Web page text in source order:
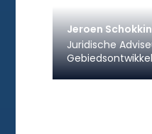
Jeroen
Juridische